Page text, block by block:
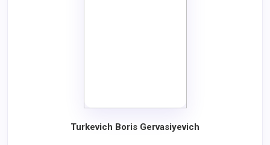
Turkevich Boris Gervasiyevich